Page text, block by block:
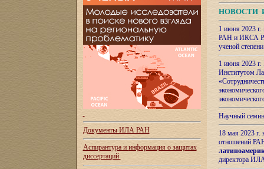
Документы ИЛА РАН
Аспирантура и информация о защитах
диссертаций
НОВОСТИ
1 июня 2023
РАН и ИКСА
ученой
1 июня 2023
Институтом
Научный
18 мая 2023
отношений
директора